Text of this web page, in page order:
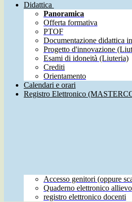
Didattica
Panoramica
Offerta formativa
PTOF
Documentazione didattica
Progetto d'innovazione
Esami di idoneità (Liuteria)
Crediti
Orientamento
Calendari e orari
Registro Elettronico
Accesso genitori (oppure
Quaderno elettronico allievo
registro elettronico docenti